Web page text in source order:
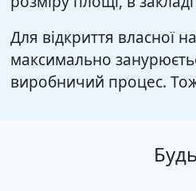
Для відкриття власної
максимально
виробничий процес.